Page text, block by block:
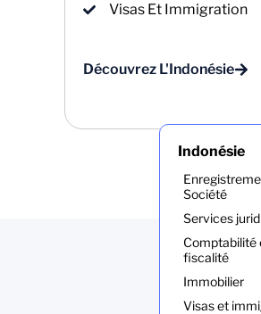
Indonésie
Société
Services
Comptabilité
fiscalité
Immobilier
Visas et
Visas Et Immigration
Découvrez L'Indonésie